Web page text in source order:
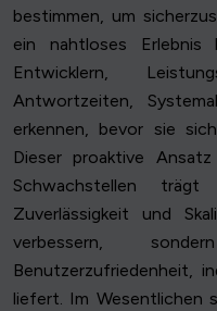
bestimmen, um
ein nahtloses
Entwicklern,
Antwortzeiten,
erkennen, bevor sie
Dieser proaktive
Schwachstellen
Zuverlässigkeit und
verbessern,
Benutzerzufriedenheit,
liefert. Im Wesentlichen